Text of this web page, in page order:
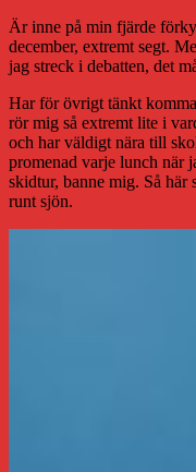
Är inne på min fjärde
december, extremt segt.
jag streck i debatten, det
Har för övrigt tänkt
rör mig så extremt lite i
och har väldigt nära till
promenad varje lunch när
skidtur, banne mig. Så här
runt sjön.